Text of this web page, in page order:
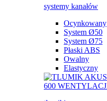
systemy kanałów
Ocynkowany
System Ø50
System Ø75
Płaski ABS
Owalny
Elastyczny